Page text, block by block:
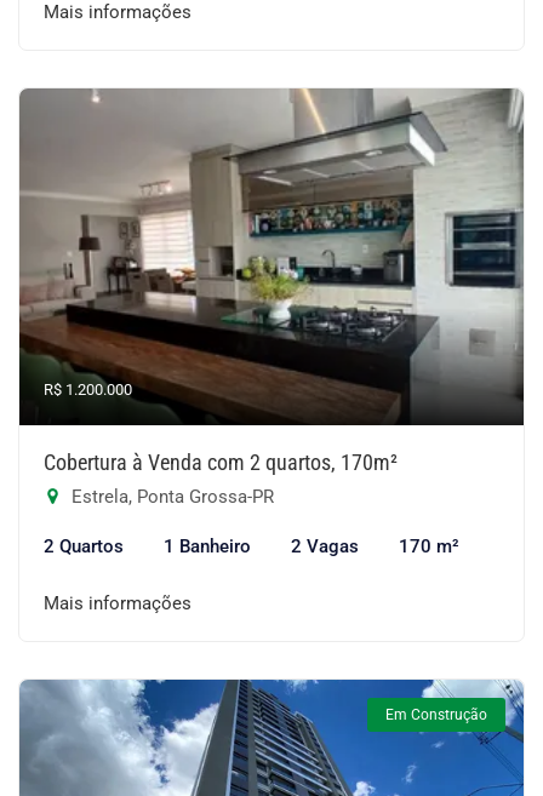
Mais informações
R$ 1.200.000
Cobertura à Venda com 2 quartos, 170m²
Estrela, Ponta Grossa-PR
2 Quartos 1 Banheiro 2 Vagas 170 m²
Mais informações
Em Construção